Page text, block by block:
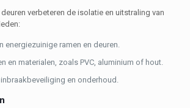
verbeteren de isolatie en uitstraling van
energiezuinige ramen en deuren.
en materialen, zoals PVC, aluminium of hout.
en onderhoud.